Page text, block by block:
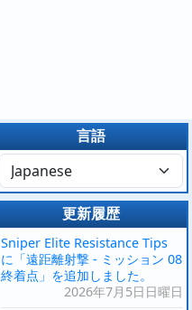
言語
更新履歴
Sniper Elite Resistance Tips
に「遠距離射撃 - ミッション 08
終着点」を追加しました。
2026年7月5日日曜日